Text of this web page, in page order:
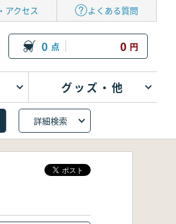
アクセス よくある質問
0 点 0 円
グッズ・他
詳細検索